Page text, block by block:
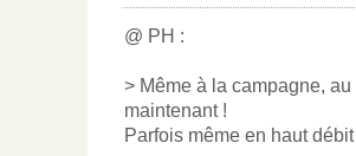
@ PH :
> Même à la campagne,
maintenant !
Parfois même en haut débit